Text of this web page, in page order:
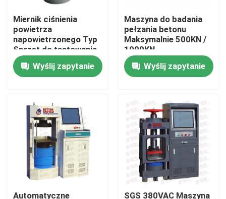
Dom
Produkty
O nas
Wycieczka po fabryce
Kontrola jakości
Miernik ciśnienia
powietrza
napowietrzonego Typ
Sprzęt do testowania
betonu
Wyślij zapytanie
Maszyna do badania
pełzania betonu
Maksymalnie 500KN /
1000KN
Wyślij zapytanie
Automatyczne
SGS 380VAC Maszyna